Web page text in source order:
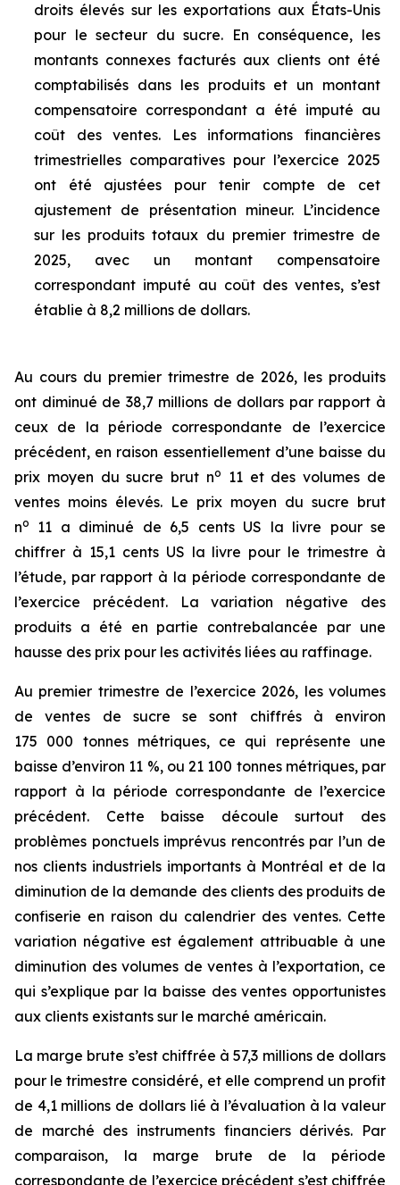
droits élevés sur les exportations aux États-Unis
pour le secteur du sucre. En conséquence, les
montants connexes facturés aux clients ont été
comptabilisés dans les produits et un montant
compensatoire correspondant a été imputé au
coût des ventes. Les informations financières
trimestrielles comparatives pour l’exercice 2025
ont été ajustées pour tenir compte de cet
ajustement de présentation mineur. L’incidence
sur les produits totaux du premier trimestre de
2025, avec un montant compensatoire
correspondant imputé au coût des ventes, s’est
établie à 8,2 millions de dollars.
Au cours du premier trimestre de 2026, les produits
ont diminué de 38,7 millions de dollars par rapport à
ceux de la période correspondante de l’exercice
précédent, en raison essentiellement d’une baisse du
prix moyen du sucre brut no
11 et des volumes de
ventes moins élevés. Le prix moyen du sucre brut
no
11 a diminué de 6,5 cents US la livre pour se
chiffrer à 15,1 cents US la livre pour le trimestre à
l’étude, par rapport à la période correspondante de
l’exercice précédent. La variation négative des
produits a été en partie contrebalancée par une
hausse des prix pour les activités liées au raffinage.
Au premier trimestre de l’exercice 2026, les volumes
de ventes de sucre se sont chiffrés à environ
175 000 tonnes métriques, ce qui représente une
baisse d’environ 11 %, ou 21 100 tonnes métriques, par
rapport à la période correspondante de l’exercice
précédent. Cette baisse découle surtout des
problèmes ponctuels imprévus rencontrés par l’un de
nos clients industriels importants à Montréal et de la
diminution de la demande des clients des produits de
confiserie en raison du calendrier des ventes. Cette
variation négative est également attribuable à une
diminution des volumes de ventes à l’exportation, ce
qui s’explique par la baisse des ventes opportunistes
aux clients existants sur le marché américain.
La marge brute s’est chiffrée à 57,3 millions de dollars
pour le trimestre considéré, et elle comprend un profit
de 4,1 millions de dollars lié à l’évaluation à la valeur
de marché des instruments financiers dérivés. Par
comparaison, la marge brute de la période
correspondante de l’exercice précédent s’est chiffrée